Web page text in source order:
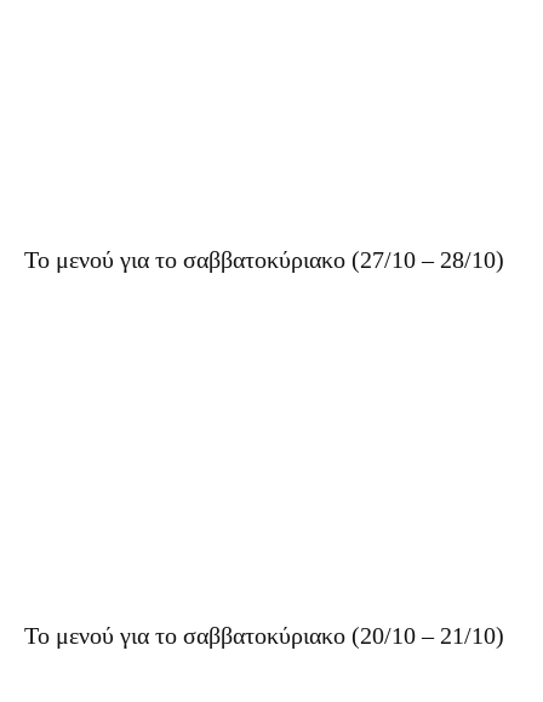
Το μενού για το σαββατοκύριακο (27/10 – 28/10)
Το μενού για το σαββατοκύριακο (20/10 – 21/10)